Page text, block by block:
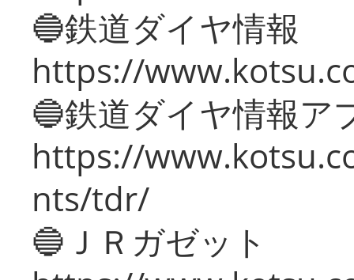
🔵鉄道ダイヤ情報
https://
🔵鉄道ダイヤ情報ア
https://
nts/tdr/
🔵ＪＲガゼット